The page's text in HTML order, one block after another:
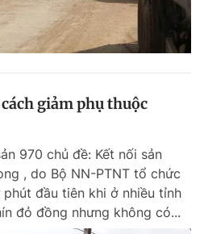
giảm phụ thuộc
970 chủ đề: Kết nối sản
, do Bộ NN-PTNT tổ chức
phút đầu tiên khi ở nhiều tỉnh
đỏ đồng nhưng không có...